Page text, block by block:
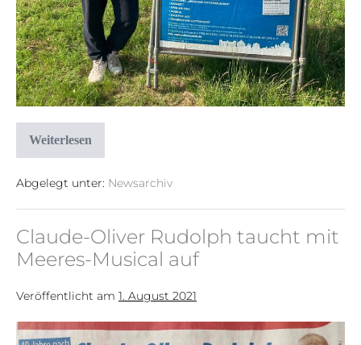
Weiterlesen
Abgelegt unter: Newsarchiv
Claude-Oliver Rudolph taucht mit
Meeres-Musical auf
Veröffentlicht am 1. August 2021